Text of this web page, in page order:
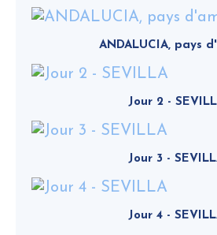
ANDALUCIA, pays
Jour 2 -
Jour 3 -
Jour 4 -